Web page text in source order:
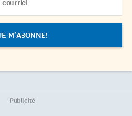
Publicité